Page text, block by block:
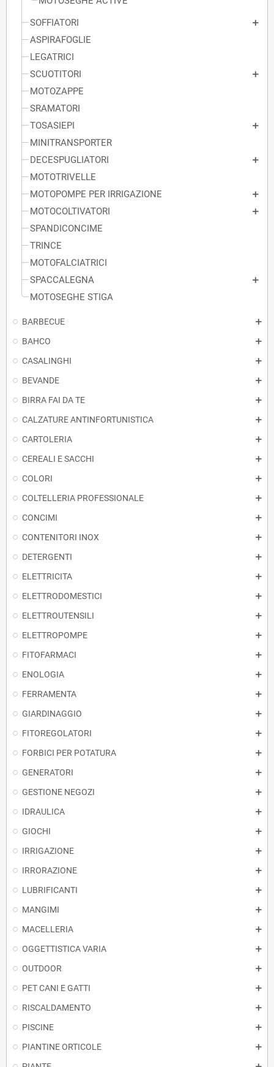
SOFFIATORI
ASPIRAFOGLIE
LEGATRICI
SCUOTITORI
MOTOZAPPE
SRAMATORI
TOSASIEPI
MINITRANSPORTER
DECESPUGLIATORI
MOTOTRIVELLE
MOTOPOMPE PER IRRIGAZIONE
MOTOCOLTIVATORI
SPANDICONCIME
TRINCE
MOTOFALCIATRICI
SPACCALEGNA
MOTOSEGHE STIGA
BARBECUE
BAHCO
CASALINGHI
BEVANDE
BIRRA FAI DA TE
CALZATURE ANTINFORTUNISTICA
CARTOLERIA
CEREALI E SACCHI
COLORI
COLTELLERIA PROFESSIONALE
CONCIMI
CONTENITORI INOX
DETERGENTI
ELETTRICITA
ELETTRODOMESTICI
ELETTROUTENSILI
ELETTROPOMPE
FITOFARMACI
ENOLOGIA
FERRAMENTA
GIARDINAGGIO
FITOREGOLATORI
FORBICI PER POTATURA
GENERATORI
GESTIONE NEGOZI
IDRAULICA
GIOCHI
IRRIGAZIONE
IRRORAZIONE
LUBRIFICANTI
MANGIMI
MACELLERIA
OGGETTISTICA VARIA
OUTDOOR
PET CANI E GATTI
RISCALDAMENTO
PISCINE
PIANTINE ORTICOLE